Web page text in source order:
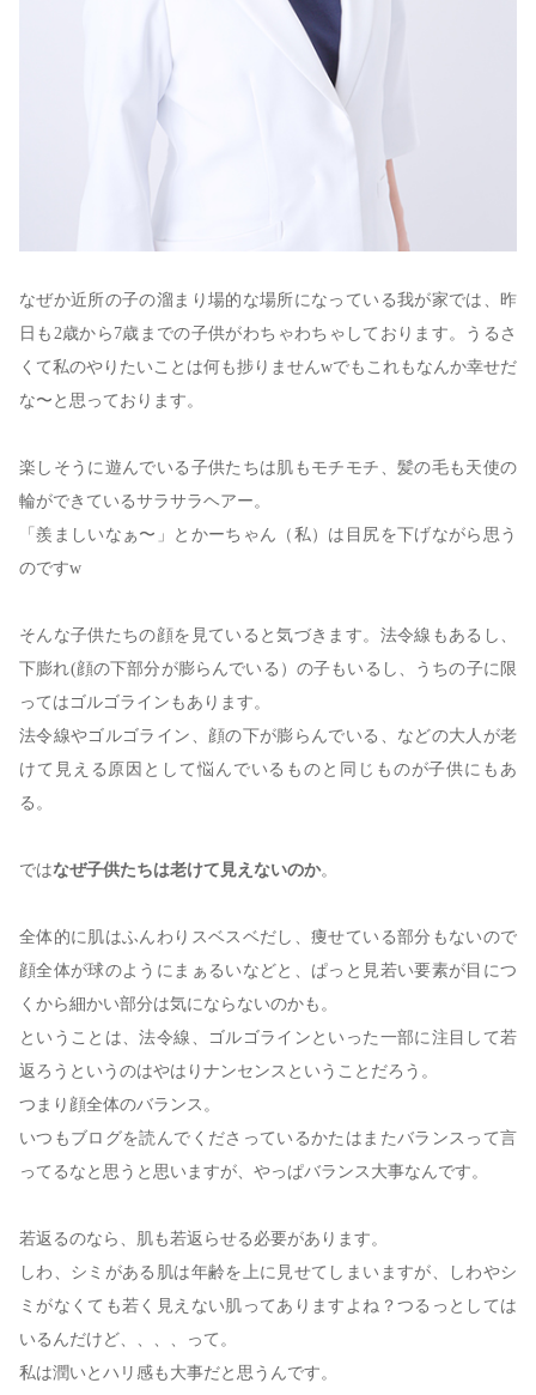
なぜか近所の子の溜まり場的な場所になっている我が家では、昨
日も2歳から7歳までの子供がわちゃわちゃしております。うるさ
くて私のやりたいことは何も捗りませんwでもこれもなんか幸せだ
な〜と思っております。
楽しそうに遊んでいる子供たちは肌もモチモチ、髪の毛も天使の
輪ができているサラサラヘアー。
「羨ましいなぁ〜」とかーちゃん（私）は目尻を下げながら思う
のですw
そんな子供たちの顔を見ていると気づきます。法令線もあるし、
下膨れ(顔の下部分が膨らんでいる）の子もいるし、うちの子に限
ってはゴルゴラインもあります。
法令線やゴルゴライン、顔の下が膨らんでいる、などの大人が老
けて見える原因として悩んでいるものと同じものが子供にもあ
る。
ではなぜ子供たちは老けて見えないのか。
全体的に肌はふんわりスベスベだし、痩せている部分もないので
顔全体が球のようにまぁるいなどと、ぱっと見若い要素が目につ
くから細かい部分は気にならないのかも。
ということは、法令線、ゴルゴラインといった一部に注目して若
返ろうというのはやはりナンセンスということだろう。
つまり顔全体のバランス。
いつもブログを読んでくださっているかたはまたバランスって言
ってるなと思うと思いますが、やっぱバランス大事なんです。
若返るのなら、肌も若返らせる必要があります。
しわ、シミがある肌は年齢を上に見せてしまいますが、しわやシ
ミがなくても若く見えない肌ってありますよね？つるっとしては
いるんだけど、、、、って。
私は潤いとハリ感も大事だと思うんです。